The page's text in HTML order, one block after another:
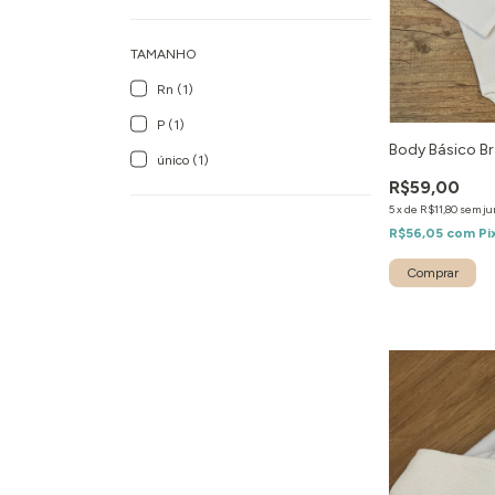
TAMANHO
Rn (1)
P (1)
único (1)
Body Básico
R$59,00
5xde R$11,80 sem
R$56,05 com
Comprar